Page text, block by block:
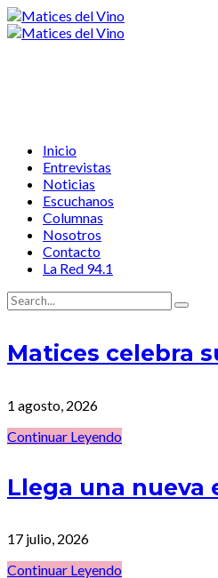
Inicio
Entrevistas
Noticias
Escuchanos
Columnas
Nosotros
Contacto
La Red 94.1
Matices celebra
1 agosto, 2026
Continuar Leyendo
Llega una nueva
17 julio, 2026
Continuar Leyendo